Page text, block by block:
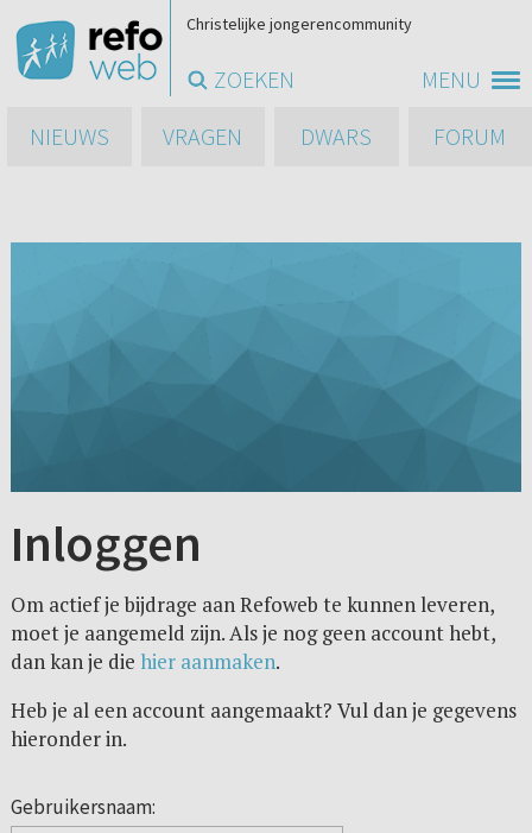
MENU
Christelijke jongerencommunity
ZOEKEN
NIEUWS
VRAGEN DWARS FORUM
Inloggen
Om actief je bijdrage aan Refoweb te kunnen leveren,
moet je aangemeld zijn. Als je nog geen account hebt,
dan kan je die hier aanmaken.
Heb je al een account aangemaakt? Vul dan je gegevens
hieronder in.
Gebruikersnaam: